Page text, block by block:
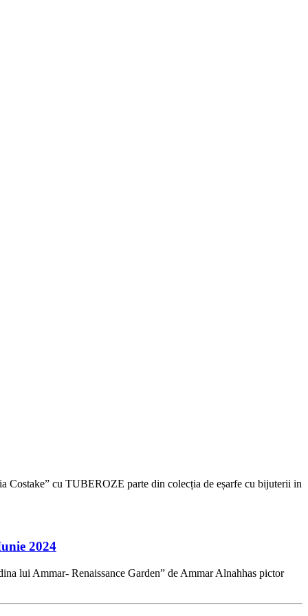
Costake” cu TUBEROZE parte din colecția de eșarfe cu bijuterii in
2024
lui Ammar- Renaissance Garden” de Ammar Alnahhas pictor